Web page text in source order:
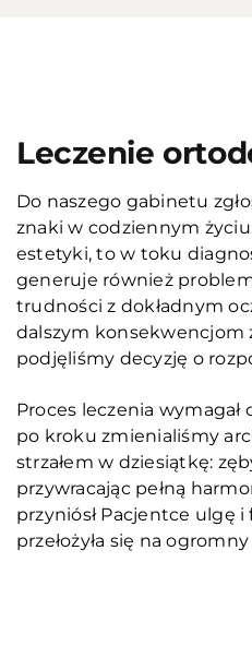
Leczenie
Do naszego gabinetu
znaki w codziennym
estetyki, to w toku
generuje również
trudności z dokładnym
dalszym
podjęliśmy decyzję o
Proces leczenia
po kroku zmienialiśmy
strzałem w dziesiątkę:
przywracając pełną
przyniósł Pacjentce ulgę
przełożyła się na